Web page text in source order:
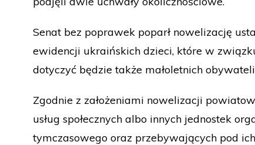
Senat bez poprawek poparł nowelizację
ewidencji ukraińskich dzieci, które w
dotyczyć będzie także małoletnich
Zgodnie z założeniami nowelizacji
usług społecznych albo innych jednostek
tymczasowego oraz przebywających pod